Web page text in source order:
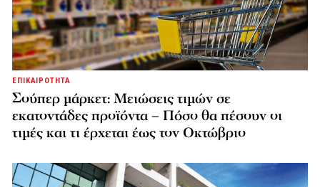
ΕΠΙΚΑΙΡΟΤΗΤΑ
Σούπερ μάρκετ: Μειώσεις τιμών σε
εκατοντάδες προϊόντα – Πόσο θα πέσουν οι
τιμές και τι έρχεται έως τον Οκτώβριο